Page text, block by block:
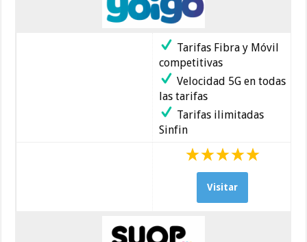
Tarifas Fibra y Móvil
competitivas
Velocidad 5G en todas
las tarifas
Tarifas ilimitadas
Sinfin
Visitar